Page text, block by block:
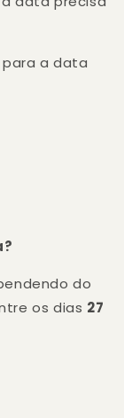
para a data
do
os dias 27